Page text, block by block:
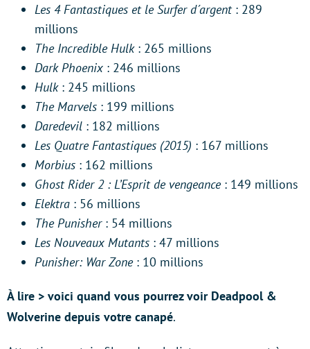
Les 4 Fantastiques et le Surfer d´argent: 289
millions
The Incredible Hulk: 265 millions
Dark Phoenix : 246 millions
Hulk: 245 millions
The Marvels : 199 millions
Daredevil : 182 millions
Les Quatre Fantastiques (2015) : 167 millions
Morbius : 162 millions
Ghost Rider 2 : L’Esprit de vengeance: 149 millions
Elektra : 56 millions
The Punisher: 54 millions
Les Nouveaux Mutants : 47 millions
Punisher: War Zone: 10 millions
À lire > voici quand vous pourrez voir Deadpool &
Wolverine depuis votre canapé.